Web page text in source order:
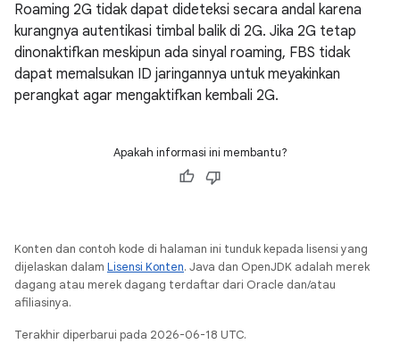
Roaming 2G tidak dapat dideteksi secara andal karena
kurangnya autentikasi timbal balik di 2G. Jika 2G tetap
dinonaktifkan meskipun ada sinyal roaming, FBS tidak
dapat memalsukan ID jaringannya untuk meyakinkan
perangkat agar mengaktifkan kembali 2G.
Apakah informasi ini membantu?
Konten dan contoh kode di halaman ini tunduk kepada lisensi yang
dijelaskan dalam Lisensi Konten. Java dan OpenJDK adalah merek
dagang atau merek dagang terdaftar dari Oracle dan/atau
afiliasinya.
Terakhir diperbarui pada 2026-06-18 UTC.